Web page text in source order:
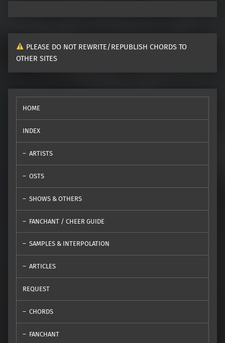
PLEASE DO NOT REWRITE/REPUBLISH CHORDS TO
OTHER SITES
HOME
INDEX
ARTISTS
OSTS
SHOWS & OTHERS
FANCHANT / CHEER GUIDE
SAMPLES & INTERPOLATION
ARTICLES
REQUEST
CHORDS
FANCHANT